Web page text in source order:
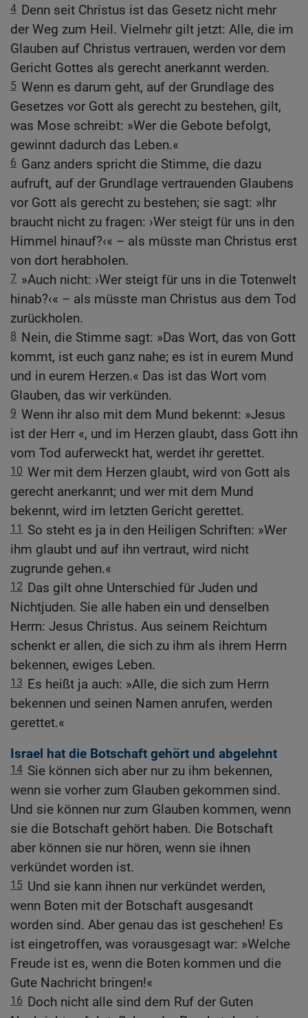
4 Denn seit Christus ist das Gesetz nicht mehr
der Weg zum Heil. Vielmehr gilt jetzt: Alle, die im
Glauben auf Christus vertrauen, werden vor dem
Gericht Gottes als gerecht anerkannt werden.
5 Wenn es darum geht, auf der Grundlage des
Gesetzes vor Gott als gerecht zu bestehen, gilt,
was Mose schreibt: »Wer die Gebote befolgt,
gewinnt dadurch das Leben.«
6 Ganz anders spricht die Stimme, die dazu
aufruft, auf der Grundlage vertrauenden Glaubens
vor Gott als gerecht zu bestehen; sie sagt: »Ihr
braucht nicht zu fragen: ›Wer steigt für uns in den
Himmel hinauf?‹« – als müsste man Christus erst
von dort herabholen.
7 »Auch nicht: ›Wer steigt für uns in die Totenwelt
hinab?‹« – als müsste man Christus aus dem Tod
zurückholen.
8 Nein, die Stimme sagt: »Das Wort, das von Gott
kommt, ist euch ganz nahe; es ist in eurem Mund
und in eurem Herzen.« Das ist das Wort vom
Glauben, das wir verkünden.
9 Wenn ihr also mit dem Mund bekennt: »Jesus
ist der Herr «, und im Herzen glaubt, dass Gott ihn
vom Tod auferweckt hat, werdet ihr gerettet.
10 Wer mit dem Herzen glaubt, wird von Gott als
gerecht anerkannt; und wer mit dem Mund
bekennt, wird im letzten Gericht gerettet.
11
So steht es ja in den Heiligen Schriften: »Wer
ihm glaubt und auf ihn vertraut, wird nicht
zugrunde gehen.«
12 Das gilt ohne Unterschied für Juden und
Nichtjuden. Sie alle haben ein und denselben
Herrn: Jesus Christus. Aus seinem Reichtum
schenkt er allen, die sich zu ihm als ihrem Herrn
bekennen, ewiges Leben.
13 Es heißt ja auch: »Alle, die sich zum Herrn
bekennen und seinen Namen anrufen, werden
gerettet.«
Israel hat die Botschaft gehört und abgelehnt
14 Sie können sich aber nur zu ihm bekennen,
wenn sie vorher zum Glauben gekommen sind.
Und sie können nur zum Glauben kommen, wenn
sie die Botschaft gehört haben. Die Botschaft
aber können sie nur hören, wenn sie ihnen
verkündet worden ist.
15 Und sie kann ihnen nur verkündet werden,
wenn Boten mit der Botschaft ausgesandt
worden sind. Aber genau das ist geschehen! Es
ist eingetroffen, was vorausgesagt war: »Welche
Freude ist es, wenn die Boten kommen und die
Gute Nachricht bringen!«
16 Doch nicht alle sind dem Ruf der Guten